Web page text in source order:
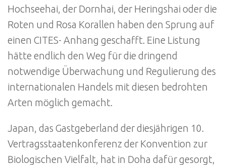
Hochseehai, der Dornhai, der Heringshai oder die
Roten und Rosa Korallen haben den Sprung auf
einen CITES- Anhang geschafft. Eine Listung
hätte endlich den Weg für die dringend
notwendige Überwachung und Regulierung des
internationalen Handels mit diesen bedrohten
Arten möglich gemacht.
Japan, das Gastgeberland der diesjährigen 10.
Vertragsstaatenkonferenz der Konvention zur
Biologischen Vielfalt, hat in Doha dafür gesorgt,